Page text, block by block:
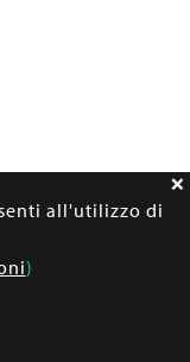
all'utilizzo di
)